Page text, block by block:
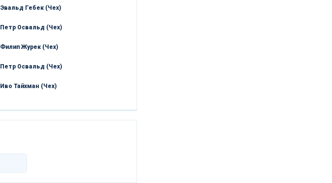
Эвальд Гебек (Чех)
Петр Освальд (Чех)
Филип Журек (Чех)
Петр Освальд (Чех)
Иво Тайхман (Чех)